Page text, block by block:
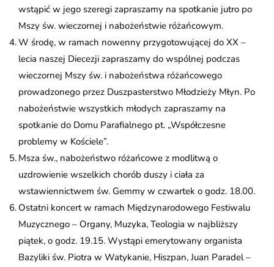
wstąpić w jego szeregi zapraszamy na spotkanie jutro po
Mszy św. wieczornej i nabożeństwie różańcowym.
W środę, w ramach nowenny przygotowującej do XX –
lecia naszej Diecezji zapraszamy do wspólnej podczas
wieczornej Mszy św. i nabożeństwa różańcowego
prowadzonego przez Duszpasterstwo Młodzieży Młyn. Po
nabożeństwie wszystkich młodych zapraszamy na
spotkanie do Domu Parafialnego pt. „Współczesne
problemy w Kościele”.
Msza św., nabożeństwo różańcowe z modlitwą o
uzdrowienie wszelkich chorób duszy i ciała za
wstawiennictwem św. Gemmy w czwartek o godz. 18.00.
Ostatni koncert w ramach Międzynarodowego Festiwalu
Muzycznego – Organy, Muzyka, Teologia w najbliższy
piątek, o godz. 19.15. Wystąpi emerytowany organista
Bazyliki św. Piotra w Watykanie, Hiszpan, Juan Paradel –